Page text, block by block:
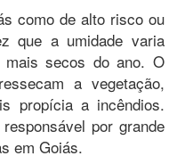
como de alto risco ou
que a umidade varia
secos do ano. O
a vegetação,
propícia a incêndios.
por grande
em Goiás.